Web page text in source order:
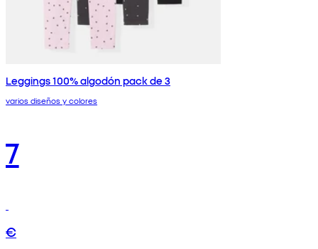
Leggings 100% algodón pack de 3
varios diseños y colores
7
€